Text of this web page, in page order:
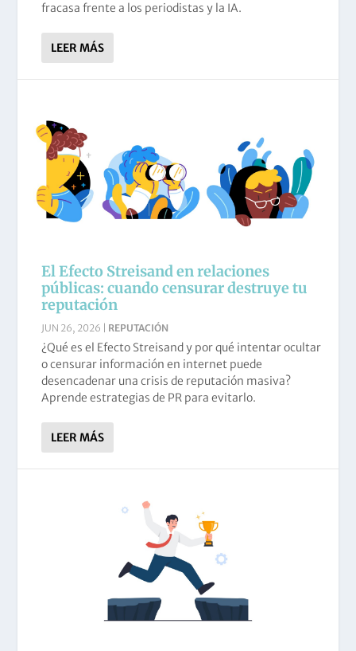
fracasa frente a los periodistas y la IA.
LEER MÁS
El Efecto Streisand en relaciones
públicas: cuando censurar destruye tu
reputación
JUN 26, 2026 REPUTACIÓN
¿Qué es el Efecto Streisand y por qué intentar ocultar
o censurar información en internet puede
desencadenar una crisis de reputación masiva?
Aprende estrategias de PR para evitarlo.
LEER MÁS